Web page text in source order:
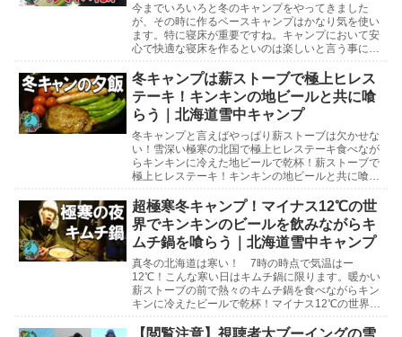
今までいろいろと冬のキャンプをやってきました
が、その時に作るベースキャンプはかなり気を使い
ます。特に寝床が重要ですね。キャンプにおいて安
心で快適な寝床を作るといのは楽しいと言う事にも
かかわるよう...
冬キャンプは薪ストーブで極上ヒレス
テーキ！キンキンの地ビールと共に喰
らう｜北海道雪中キャンプ
冬キャンプと言えばやっぱり薪ストーブは欠かせな
い！雪深い極寒の北国で極上ヒレステーキ食べなが
らキンキンに冷えた地ビールで乾杯！薪ストーブで
極上ヒレステーキ！キンキンの地ビールと共に喰ら
マイナス1...
超極寒冬キャンプ！マイナス12℃の世
界でキンキンのビールを飲みながらキ
ムチ鍋を喰らう｜北海道雪中キャンプ
真冬の北海道は寒い！ 7時の時点で気温はー
12℃！こんな寒い日はキムチ鍋に限ります。暖かい
薪ストーブの前で熱々のキムチ鍋を食べながらキン
キンに冷えたビールで乾杯！マイナス12℃の世界で
海道雪中キ...
【閲覧注意】視聴者大ブーイングの雪